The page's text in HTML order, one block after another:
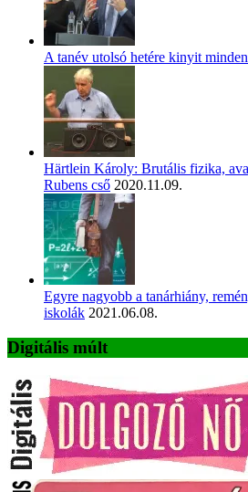
A tanév utolsó hetére kinyit
Härtlein Károly: Brutális fizika,
Rubens cső 2020.11.09.
Egyre nagyobb a tanárhiány,
iskolák 2021.06.08.
Digitális múlt